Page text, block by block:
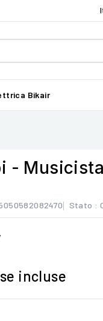
Bikair
- Musicista
Stato :
incluse